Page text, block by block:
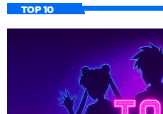
TOP 10